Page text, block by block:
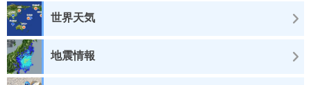
世界天気
地震情報